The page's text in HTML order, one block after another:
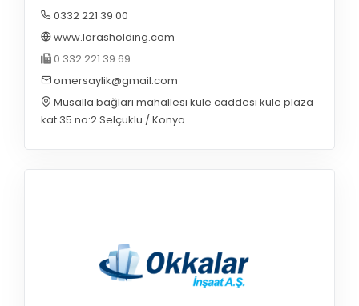
0332 221 39 00
www.lorasholding.com
0 332 221 39 69
omersaylik@gmail.com
Musalla bağları mahallesi kule caddesi kule plaza
kat:35 no:2 Selçuklu / Konya